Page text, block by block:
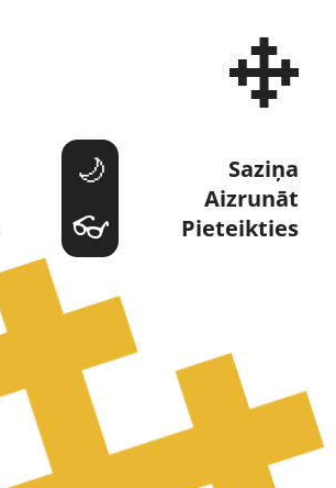
un Dievturība
Saziņa
Aizrunāt
Pieteikties